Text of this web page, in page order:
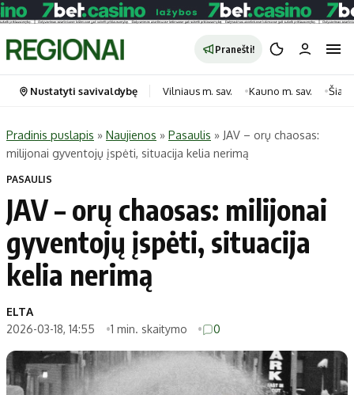
Pranešti!
Portalas
Pradinis puslapis
Savivaldybės
Naujausi
Regionai
Lietuva
Pasaulis
Politika
Patarimai
Dirbtinis intelektas
Kategorijos
Gyvenimas
Horoskopai
Laisvalaikis
Technologijos
Indėlių palūkanos
Dienos naujienos
Nustatyti savivaldybę Vilniaus m. sav. Kauno m. sav.
Pradinis puslapis » Naujienos » Pasaulis » JAV – orų chaosas:
milijonai gyventojų įspėti, situacija kelia nerimą
PASAULIS
JAV – orų chaosas: milijonai
gyventojų įspėti, situacija
kelia nerimą
ELTA
2026-03-18, 14:55
1 min. skaitymo 0